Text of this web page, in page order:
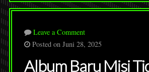
Leave a Comment
Posted on Juni 28, 2025
Album Baru Misi